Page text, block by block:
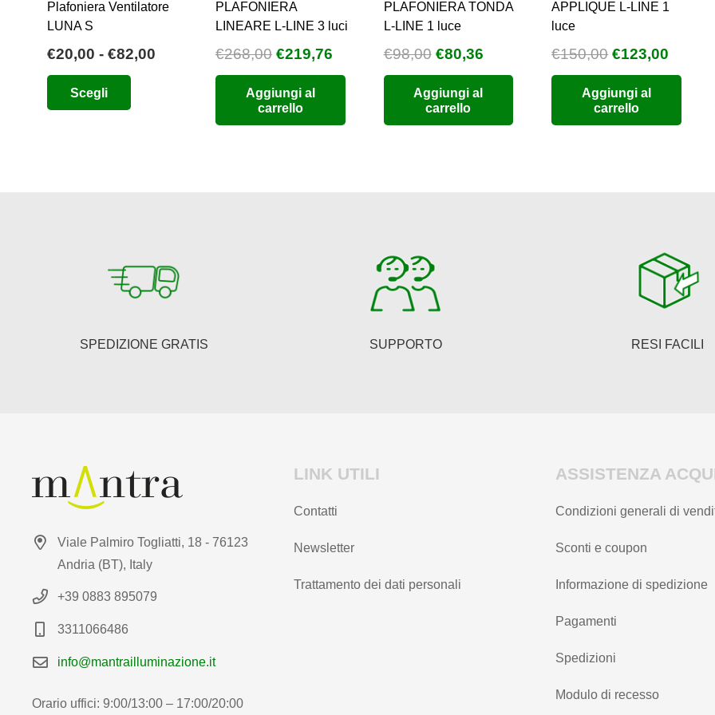
Plafoniera Ventilatore
LUNA S
€20,00 - €82,00
Scegli
scelte
nella
del
PLAFONIERA
LINEARE L-LINE 3 luci
€268,00 Il
prezzo
originale
era:
€219,76Il
prezzo
Aggiungi al
carrello
PLAFONIERA TONDA
L-LINE 1 luce
€98,00 Il
prezzo
originale
era:
€80,36Il
prezzo
attuale
Aggiungi al
carrello
APPLIQUE L-LINE 1
luce
€150,00 Il
prezzo
originale
era:
€123,00
prezzo
Aggiungi al
carrello
SPEDIZIONE GRATIS SUPPORTO RESI FACILI
Viale Palmiro Togliatti, 18 - 76123
Andria (BT), Italy
+39 0883 895079
3311066486
info@mantrailluminazione.it
Orario uffici: 9:00/13:00 – 17:00/20:00
LINK UTILI
Contatti
Newsletter
Trattamento dei dati personali
ASSISTENZA
Condizioni generali di
Sconti e coupon
Informazione di spedizione
Pagamenti
Spedizioni
Modulo di recesso